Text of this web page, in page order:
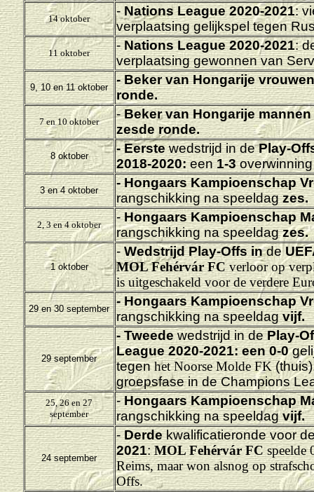
14 oktober
-Nations League 2020-2021:
verplaatsing gelijkspel tegen
11 oktober
-Nations League 2020-2021:
verplaatsing gewonnen van
9, 10 en 11 oktober
-Beker van Hongarije
ronde.
7 en 10 oktober
-Beker van Hongarije mannen
zesde ronde.
8 oktober
- Eerstewedstrijd in dePlay-
2018-2020:een1-3
3 en 4 oktober
-Hongaars Kampioenschap
rangschikking na speeldagzes.
2, 3 en 4 oktober
-Hongaars Kampioenschap
rangschikking na speeldagzes.
1 oktober
- Wedstrijd Play-Offs inde
MOL Fehérvár FCverloor op
is uitgeschakeld voor de verdere
29 en 30 september
-Hongaars Kampioenschap
rangschikking na speeldagvijf.
29 september
- Tweedewedstrijd in dePlay-
League 2020-2021: een 0-0
tegenhet Noorse Molde FK
groepsfase in de Champions
25, 26 en 27
september
-Hongaars Kampioenschap
rangschikking na speeldagvijf.
24 september
-Derdekwalificatieronde voor
2021:MOL Fehérvár FCspeelde
Reims, maar won alsnog op
Offs.